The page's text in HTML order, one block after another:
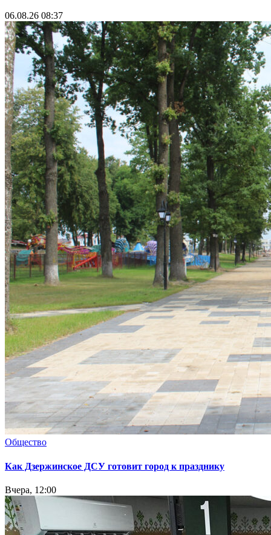
06.08.26 08:37
Общество
Как Дзержинское ДСУ готовит город к празднику
Вчера, 12:00